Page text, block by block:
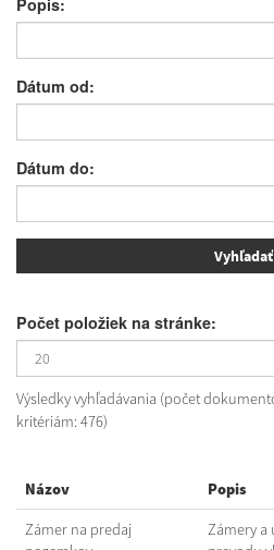
Popis:
Dátum od:
Dátum do:
Počet položiek na stránke:
Výsledky vyhľadávania (počet
kritériám: 476)
Názov
Popis
Zámer na predaj
Zámery a